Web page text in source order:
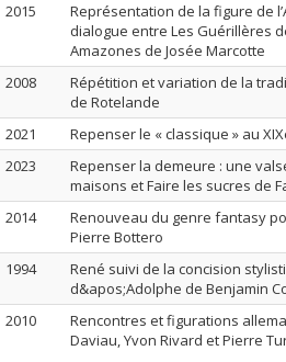
2015
Représentation de la figure de
dialogue entre Les Guérillères
Amazones de Josée Marcotte
2008
Répétition et variation de la
de Rotelande
2021
Repenser le « classique » au
2023
Repenser la demeure : une
maisons et Faire les sucres de
2014
Renouveau du genre fantasy
Pierre Bottero
1994
René suivi de la concision
d&apos;Adolphe de Benjamin
2010
Rencontres et figurations
Daviau, Yvon Rivard et Pierre